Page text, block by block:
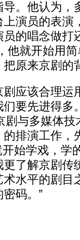
。他认为，
演员的表演
的唱念做打
他就开始用
原来京剧的
该合理运
要先进得多
剧与多媒体技
排演工作，
始学戏，学
了解京剧传
水平的剧目
码。”